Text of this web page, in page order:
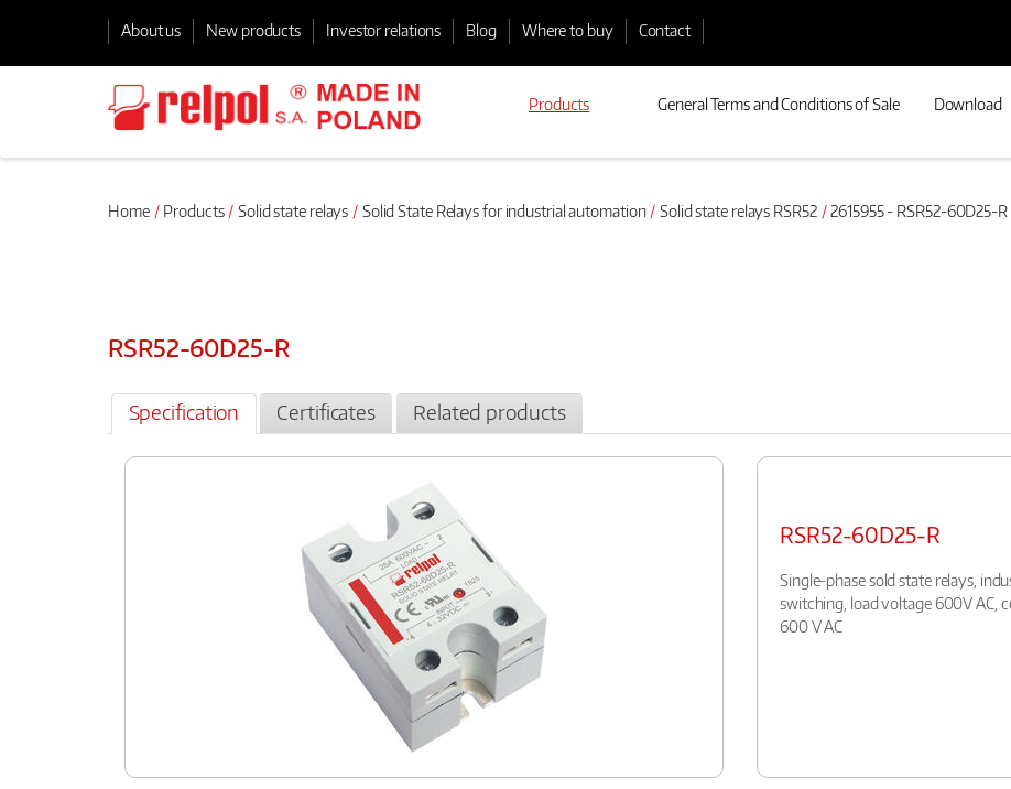
About us New products Investor relations Blog Where to buy Contact
Products General Terms and Conditions of Sale Download
Home Products Solid state relays Solid State Relays for industrial automation Solid state relays RSR52 2615955 - RSR52-60D25-R
RSR52-60D25-R
Specification Certificates Related products
RSR52-60D25-R
Single-phase sold state relays,
switching, load voltage 600V AC,
600 V AC